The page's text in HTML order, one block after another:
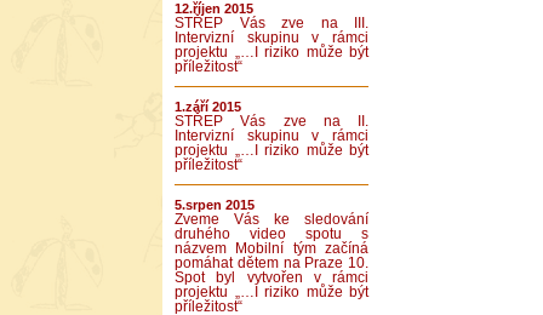
12.říjen 2015
STŘEP Vás zve na III.
Intervizní skupinu v rámci
projektu „…I riziko může být
příležitost“
1.září 2015
STŘEP Vás zve na II.
Intervizní skupinu v rámci
projektu „…I riziko může být
příležitost“
5.srpen 2015
Zveme Vás ke sledování
druhého video spotu s
názvem Mobilní tým začíná
pomáhat dětem na Praze 10.
Spot byl vytvořen v rámci
projektu „…I riziko může být
příležitost“